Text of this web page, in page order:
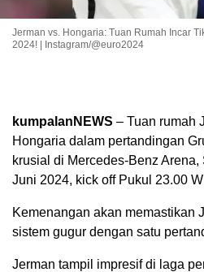
Jerman vs. Hongaria: Tuan Rumah Incar
2024! | Instagram/@euro2024
kumpalanNEWS – Tuan rumah
Hongaria dalam pertandingan
krusial di Mercedes-Benz
Juni 2024, kick off Pukul 23.00
Kemenangan akan memastikan
sistem gugur dengan satu
Jerman tampil impresif di laga